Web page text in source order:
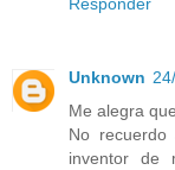
Unknown
Me alegra
No
inventor de